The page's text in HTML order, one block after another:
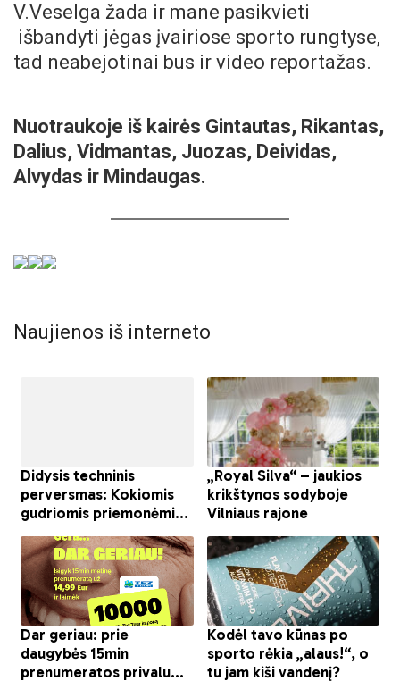
V.Veselga žada ir mane pasikvieti
išbandyti jėgas įvairiose sporto rungtyse,
tad neabejotinai bus ir video reportažas.
Nuotraukoje iš kairės Gintautas, Rikantas,
Dalius, Vidmantas, Juozas, Deividas,
Alvydas ir Mindaugas.
Naujienos iš interneto